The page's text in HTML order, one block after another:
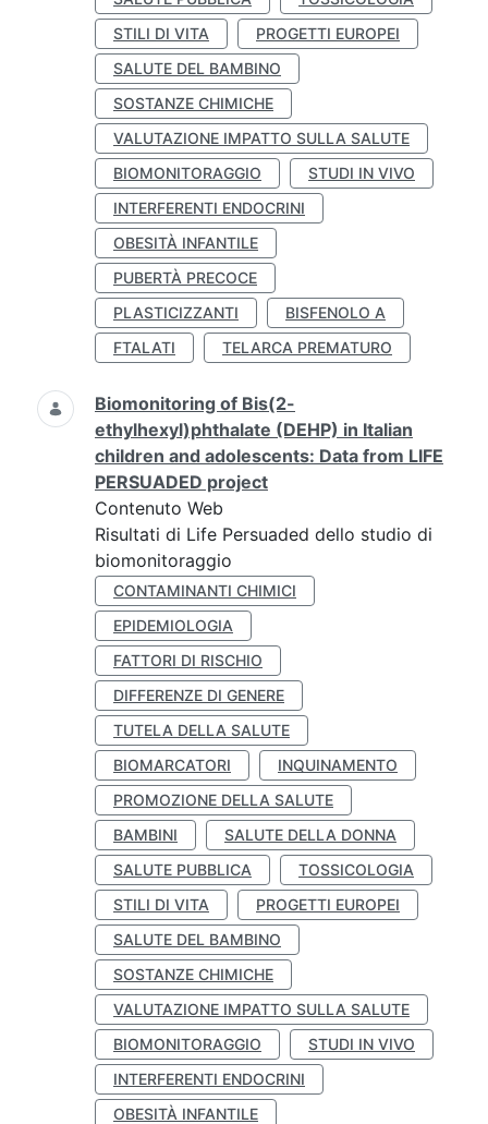
STILI DI VITA
PROGETTI EUROPEI
SALUTE DEL BAMBINO
SOSTANZE CHIMICHE
VALUTAZIONE IMPATTO SULLA SALUTE
BIOMONITORAGGIO
STUDI IN VIVO
INTERFERENTI ENDOCRINI
OBESITÀ INFANTILE
PUBERTÀ PRECOCE
PLASTICIZZANTI
BISFENOLO A
FTALATI
TELARCA PREMATURO
Biomonitoring of Bis(2-
ethylhexyl)phthalate (DEHP) in Italian
children and adolescents: Data from LIFE
PERSUADED project
Contenuto Web
Risultati di Life Persuaded dello studio di
biomonitoraggio
CONTAMINANTI CHIMICI
EPIDEMIOLOGIA
FATTORI DI RISCHIO
DIFFERENZE DI GENERE
TUTELA DELLA SALUTE
BIOMARCATORI
INQUINAMENTO
PROMOZIONE DELLA SALUTE
BAMBINI
SALUTE DELLA DONNA
SALUTE PUBBLICA
TOSSICOLOGIA
STILI DI VITA
PROGETTI EUROPEI
SALUTE DEL BAMBINO
SOSTANZE CHIMICHE
VALUTAZIONE IMPATTO SULLA SALUTE
BIOMONITORAGGIO
STUDI IN VIVO
INTERFERENTI ENDOCRINI
OBESITÀ INFANTILE